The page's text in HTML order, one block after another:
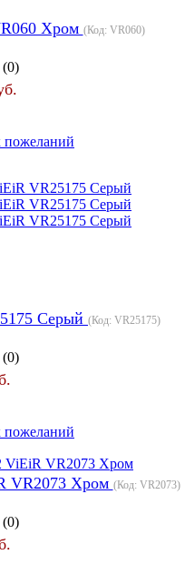
Хром (Код: VR060)
пожеланий
Серый (Код: VR25175)
пожеланий
VR2073 Хром (Код: VR2073)